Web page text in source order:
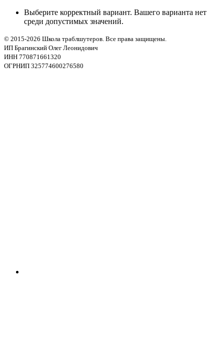
Выберите корректный вариант. Вашего варианта нет
среди допустимых значений.
© 2015-2026 Школа траблшутеров. Все права защищены.
ИП Брагинский Олег Леонидович
ИНН 770871661320
ОГРНИП 325774600276580